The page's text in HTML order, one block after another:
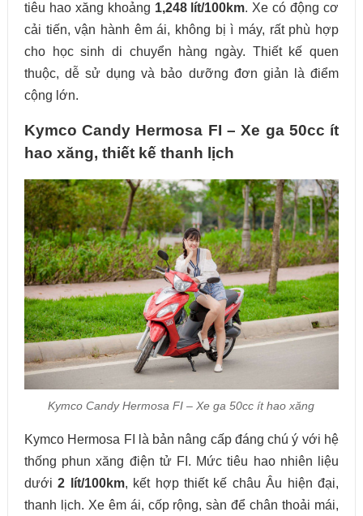
tiêu hao xăng khoảng 1,248 lít/100km. Xe có động cơ
cải tiến, vận hành êm ái, không bị ì máy, rất phù hợp
cho học sinh di chuyển hàng ngày. Thiết kế quen
thuộc, dễ sử dụng và bảo dưỡng đơn giản là điểm
cộng lớn.
Kymco Candy Hermosa FI – Xe ga 50cc ít
hao xăng, thiết kế thanh lịch
Kymco Candy Hermosa FI – Xe ga 50cc ít hao xăng
Kymco Hermosa FI là bản nâng cấp đáng chú ý với hệ
thống phun xăng điện tử FI. Mức tiêu hao nhiên liệu
dưới2 lít/100km, kết hợp thiết kế châu Âu hiện đại,
thanh lịch. Xe êm ái, cốp rộng, sàn để chân thoải mái,